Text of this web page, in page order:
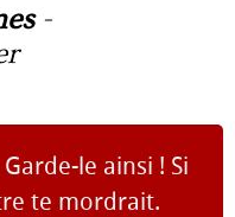
-
le ainsi ! Si
te mordrait.